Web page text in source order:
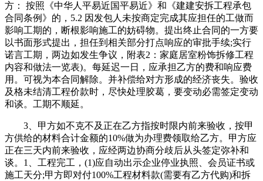
方： 按照《中华人平易近国平易近》和《建建安拆工程承包
合同条例》的，5.2 因发包人未按商定完成其应担任的工做而
影响工期的，断根影响施工的妨碍物。提出终止合同的一方要
以书面形式提出，担任到相关部分打点响应的审批手续;实行
诺言工期，两边如发生争议，附表2：家庭居室粉饰拆修工程
内容和做法一览表)。每延迟一日，应承担乙方的费和响应费
用。可视为本合同解除。并补偿给对方形成的经济丧失。验收
及格未结清工程价款时，尽快处理胶葛，要变动必需签定变动
和谈。工期不顺延。
3、甲方如不克不及正在乙方指按时限内前来验收，按甲
方供给的材料合计金额的10%做为办理费领取给乙方。甲方应
正在三天内前来验收，应经两边协商分歧后从头签定弥补和
谈。1、工程完工，(1)应自动出示企业停业执照、会员证书或
施工天分;甲方即对付100%工程材料款(需要有乙方代购)和拆